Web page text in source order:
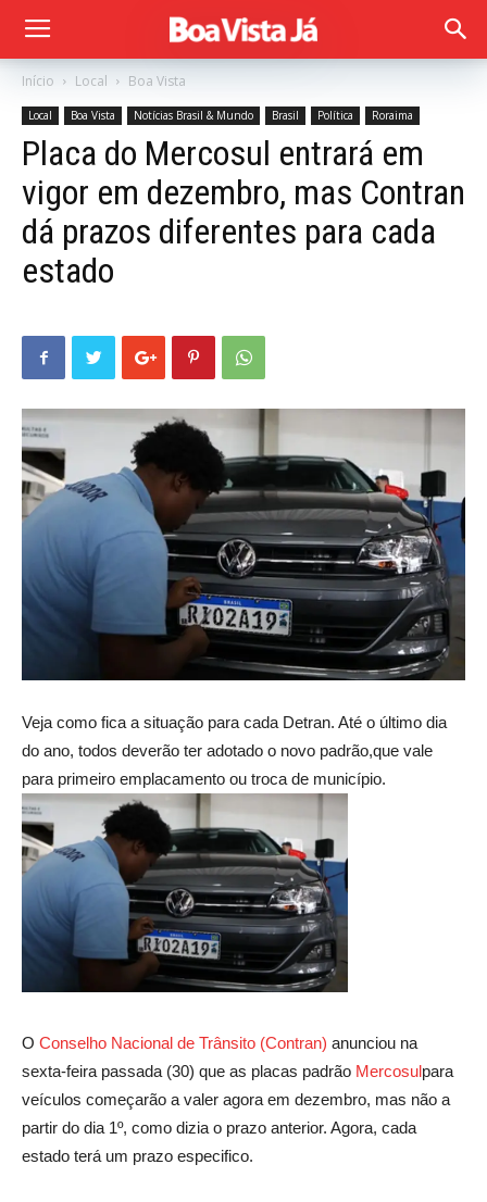
Início Local Boa Vista
Local Boa Vista Notícias Brasil & Mundo Brasil Política Roraima
Placa do Mercosul entrará em
vigor em dezembro, mas Contran
dá prazos diferentes para cada
estado
Veja como fica a situação para cada Detran. Até o último dia
do ano, todos deverão ter adotado o novo padrão,que vale
para primeiro emplacamento ou troca de município.
O Conselho Nacional de Trânsito (Contran) anunciou na
sexta-feira passada (30) que as placas padrão Mercosul para
veículos começarão a valer agora em dezembro, mas não a
partir do dia 1º, como dizia o prazo anterior. Agora, cada
estado terá um prazo especifico.